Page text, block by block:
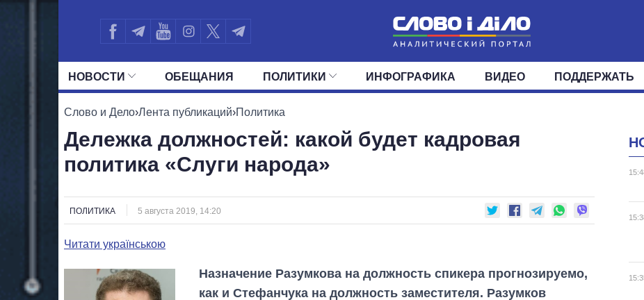
НОВОСТИ
ПОЛИТИКА ЭКОНОМИКА ОБЩЕСТВО
ОБЕЩАНИЯ ПОЛИТИКИ
ВСЕ ПОЛИТИКИ ПРЕЗИДЕНТ И ОФИС
ДЕПУТАТЫ КОМИТЕТЫ ФРАКЦИИ
ИНФОГРАФИКА ВИДЕО ПОДДЕРЖАТЬ
Слово и Дело›Лента публикаций›Политика
Дележка должностей: какой будет кадровая
политика «Слуги народа»
ПОЛИТИКА 5 августа 2019, 14:20
Читати українською
Назначение Разумкова на должность спикера прогнозируемо,
как и Стефанчука на должность заместителя. Разумков